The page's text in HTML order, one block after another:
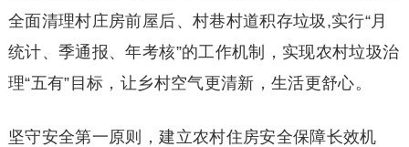
全面清理村庄房前屋后、村巷村道积存垃圾,实行“月
统计、季通报、年考核”的工作机制，实现农村垃圾治
理“五有”目标，让乡村空气更清新，生活更舒心。
坚守安全第一原则，建立农村住房安全保障长效机